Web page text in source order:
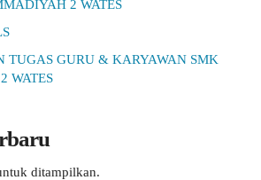
2 WATES
TUGAS GURU & KARYAWAN SMK
WATES
ditampilkan.